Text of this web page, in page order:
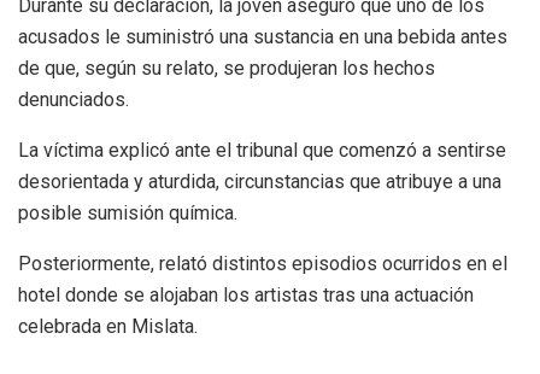
Durante su declaración, la joven aseguró que uno de los
acusados le suministró una sustancia en una bebida antes
de que, según su relato, se produjeran los hechos
denunciados.
La víctima explicó ante el tribunal que comenzó a sentirse
desorientada y aturdida, circunstancias que atribuye a una
posible sumisión química.
Posteriormente, relató distintos episodios ocurridos en el
hotel donde se alojaban los artistas tras una actuación
celebrada en Mislata.